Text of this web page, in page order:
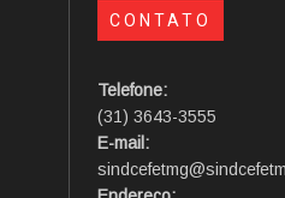
CONTATO
Telefone:
(31) 3643-3555
E-mail: